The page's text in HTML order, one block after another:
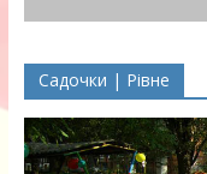
Садочки | Рівне